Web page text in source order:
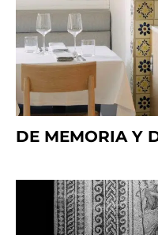
DE MEMORIA Y